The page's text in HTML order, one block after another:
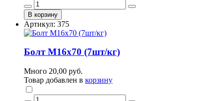
В корзину
Артикул: 375
Болт М16х70 (7шт/кг)
Много 20,00 руб.
Товар добавлен в корзину